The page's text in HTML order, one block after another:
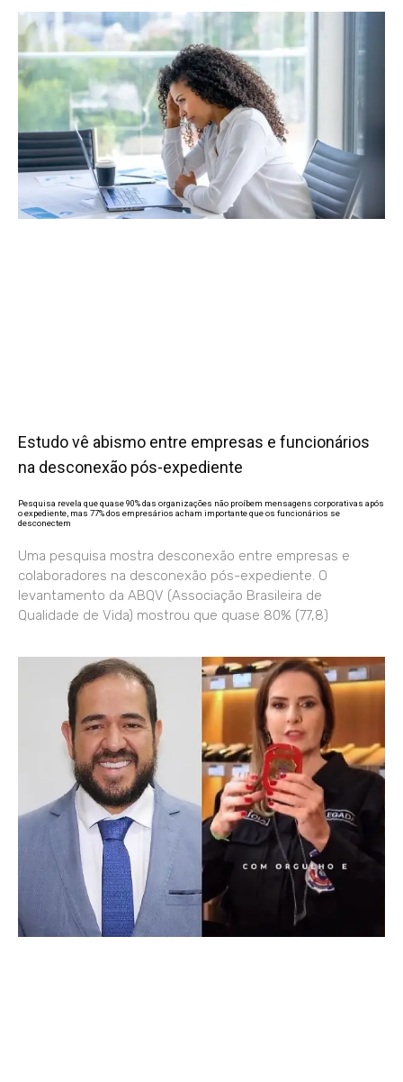
Estudo vê abismo entre empresas e funcionários
na desconexão pós-expediente
Pesquisa revela que quase 90% das organizações não proíbem mensagens corporativas após
o expediente, mas 77% dos empresários acham importante que os funcionários se
desconectem
Uma pesquisa mostra desconexão entre empresas e
colaboradores na desconexão pós-expediente. O
levantamento da ABQV (Associação Brasileira de
Qualidade de Vida) mostrou que quase 80% (77,8)